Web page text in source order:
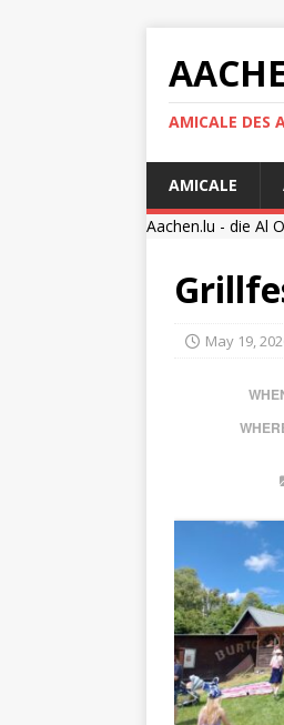
AMICALE DES
AMICALE
Aachen.lu - die Al
May 19,